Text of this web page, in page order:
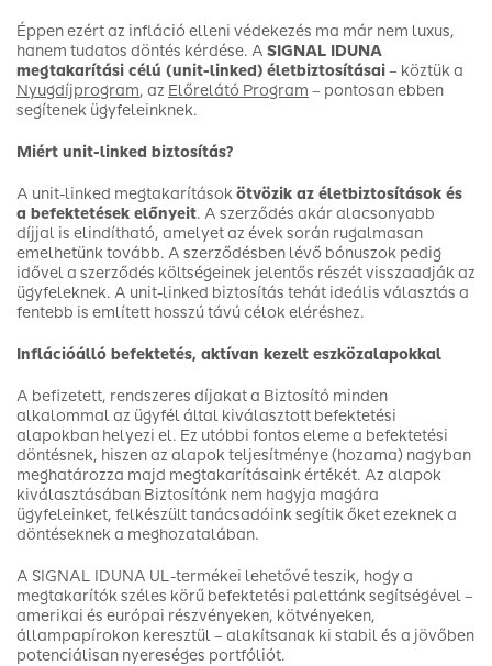
Éppen ezért az infláció elleni védekezés ma már nem luxus,
hanem tudatos döntés kérdése. A SIGNAL IDUNA
megtakarítási célú (unit-linked) életbiztosításai– köztük a
Nyugdíjprogram, az Előrelátó Program – pontosan ebben
segítenek ügyfeleinknek.
Miért unit-linked biztosítás?
A unit-linked megtakarításokötvözik az életbiztosítások és
a befektetések előnyeit. A szerződés akár alacsonyabb
díjjal is elindítható, amelyet az évek során rugalmasan
emelhetünk tovább. A szerződésben lévő bónuszok pedig
idővel a szerződés költségeinek jelentős részét visszaadják az
ügyfeleknek. A unit-linked biztosítás tehát ideális választás a
fentebb is említett hosszú távú célok eléréshez.
Inflációálló befektetés, aktívan kezelt eszközalapokkal
A befizetett, rendszeres díjakat a Biztosító minden
alkalommal az ügyfél által kiválasztott befektetési
alapokban helyezi el. Ez utóbbi fontos eleme a befektetési
döntésnek, hiszen az alapok teljesítménye (hozama) nagyban
meghatározza majd megtakarításaink értékét. Az alapok
kiválasztásában Biztosítónk nem hagyja magára
ügyfeleinket, felkészült tanácsadóink segítik őket ezeknek a
döntéseknek a meghozatalában.
A SIGNAL IDUNA UL-termékei lehetővé teszik, hogy a
megtakarítók széles körű befektetési palettánk segítségével –
amerikai és európai részvényeken, kötvényeken,
állampapírokon keresztül – alakítsanak ki stabil és a jövőben
potenciálisan nyereséges portfóliót.